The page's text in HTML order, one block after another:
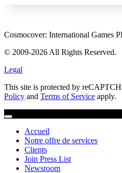
Cosmocover: International Games
© 2009-2026 All Rights Reserved.
Legal
This site is protected by
Policy and Terms of Service apply.
Accueil
Notre offre de services
Clients
Join Press List
Newsroom